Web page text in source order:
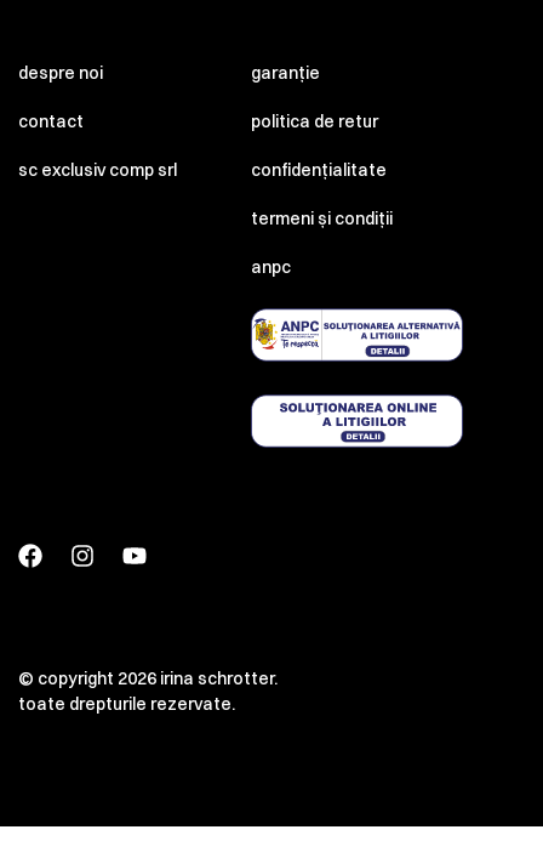
despre noi
contact
sc exclusiv comp srl
garanție
politica de retur
confidențialitate
termeni și condiții
anpc
© copyright 2026 irina schrotter.
toate drepturile rezervate.